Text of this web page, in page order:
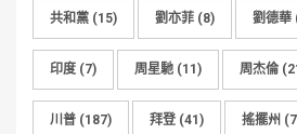
共和黨 (15) 劉亦菲 (8) 劉德華
印度 (7) 周星馳 (11) 周杰倫
川普 (187) 拜登 (41) 搖擺州